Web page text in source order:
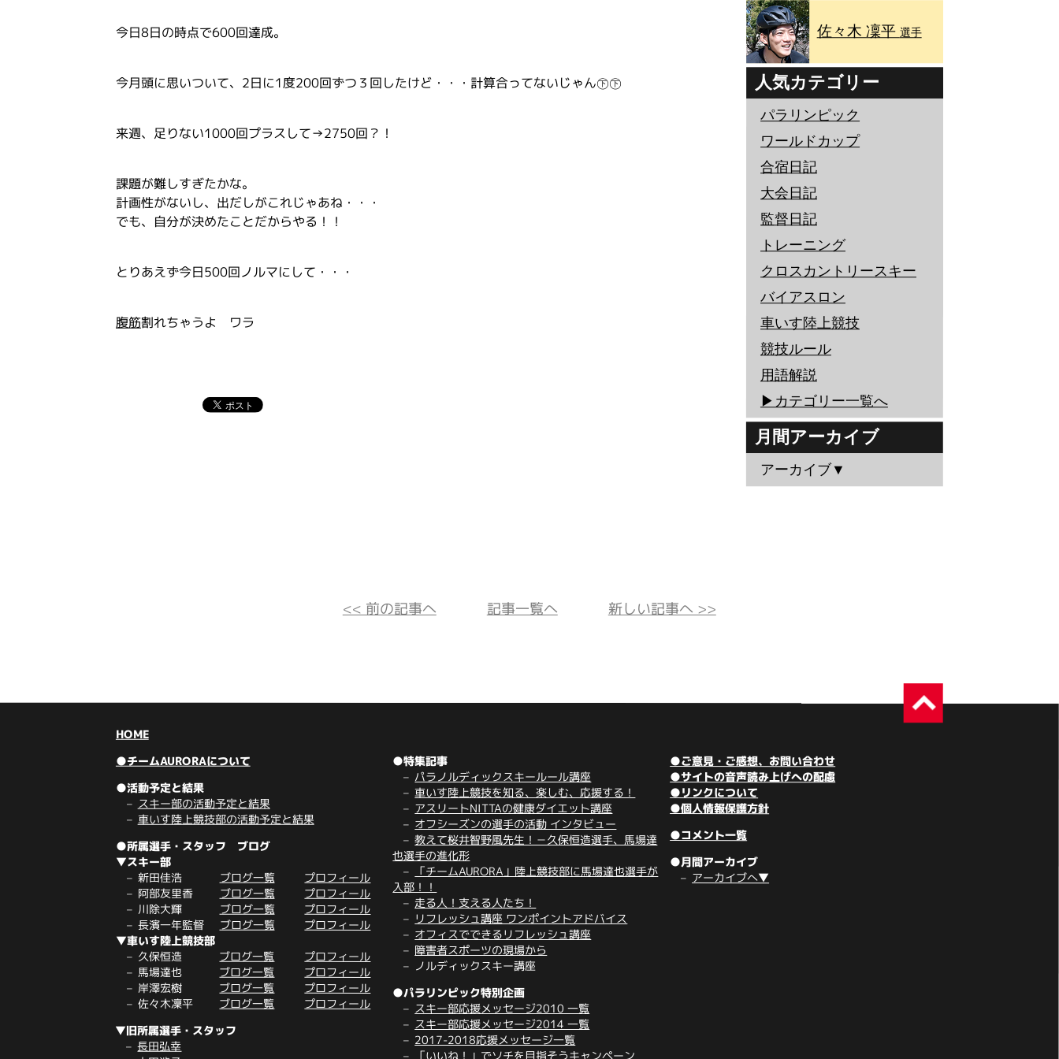
今日8日の時点で600回達成。
今月頭に思いついて、2日に1度200回ずつ３回したけど・・・計算合ってないじゃん㊦㊦
来週、足りない1000回プラスして→2750回？！
課題が難しすぎたかな。
計画性がないし、出だしがこれじゃあね・・・
でも、自分が決めたことだからやる！！
とりあえず今日500回ノルマにして・・・
腹筋割れちゃうよ ワラ
佐々木 凜平 選手
人気カテゴリー
パラリンピック
ワールドカップ
合宿日記
大会日記
監督日記
トレーニング
クロスカントリースキー
バイアスロン
車いす陸上競技
競技ルール
用語解説
▶︎カテゴリー一覧へ
月間アーカイブ
アーカイブ▼
<< 前の記事へ 記事一覧へ 新しい記事へ >>
HOME
●チームAURORAについて
●活動予定と結果
スキー部の活動予定と結果
車いす陸上競技部の活動予定と結果
●所属選手・スタッフ ブログ
▼スキー部
新田佳浩 ブログ一覧 プロフィール
阿部友里香 ブログ一覧 プロフィール
川除大輝 ブログ一覧
プロフィール
長濱一年監督
ブログ一覧 プロフィール
▼車いす陸上競技部
久保恒造 ブログ一覧 プロフィール
馬場達也 ブログ一覧 プロフィール
岸澤宏樹 ブログ一覧 プロフィール
佐々木凜平 ブログ一覧 プロフィール
▼旧所属選手・スタッフ
長田弘幸
●特集記事
パラノルディックスキールール講座
車いす陸上競技を知る、楽しむ、応援する！
アスリートNITTAの健康ダイエット講座
オフシーズンの選手の活動 インタビュー
教えて桜井智野風先生！－久保恒造選手、馬場達
也選手の進化形
「チームAURORA」陸上競技部に馬場達也選手が
入部！！
走る人！支える人たち！
リフレッシュ講座 ワンポイントアドバイス
オフィスでできるリフレッシュ講座
障害者スポーツの現場から
ノルディックスキー講座
●パラリンピック特別企画
スキー部応援メッセージ2010 一覧
スキー部応援メッセージ2014 一覧
2017-2018応援メッセージ一覧
「いいね！」でソチを目指そうキャンペーン
●ご意見・ご感想、お問い合わせ
●サイトの音声読み上げへの配慮
●リンクについて
●個人情報保護方針
●コメント一覧
●月間アーカイブ
アーカイブへ▼